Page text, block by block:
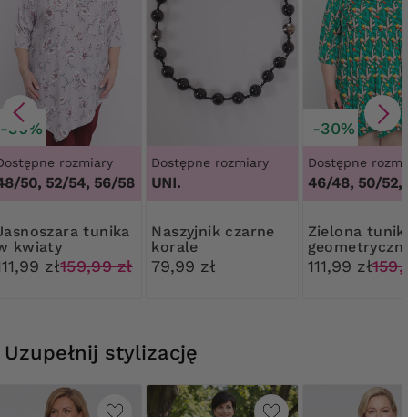
-30%
rozmiary
50, 52/54, 56/58
kwiaty
zł159,99 zł
Dostępne rozmiary
UNI.
Naszyjnik czarne
korale
79,99 zł
-30%
Dostępne
46/48, 50/52,
Zielona tunika
wzór
111,99 zł
Uzupełnij stylizację